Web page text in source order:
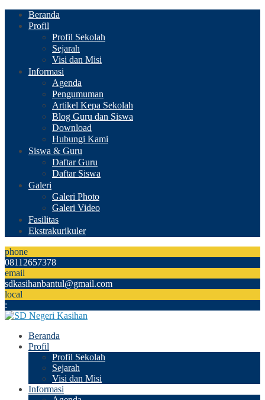
Beranda
Profil
Profil Sekolah
Sejarah
Visi dan Misi
Informasi
Agenda
Pengumuman
Artikel Kepa Sekolah
Blog Guru dan Siswa
Download
Hubungi Kami
Siswa & Guru
Daftar Guru
Daftar Siswa
Galeri
Galeri Photo
Galeri Video
Fasilitas
Ekstrakurikuler
phone
08112657378
email
sdkasihanbantul@gmail.com
local
:
Beranda
Profil
Profil Sekolah
Sejarah
Visi dan Misi
Informasi